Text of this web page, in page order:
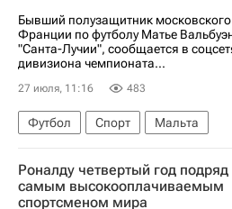
Бывший полузащитник
Франции по футболу Матье
"Санта-Лучии", сообщается в
дивизиона чемпионата...
27 июля, 11:16 483
Футбол Спорт
Мальта
Матьё Вальбуэна
Динамо
Роналду четвертый год подряд
самым высокооплачиваемым
спортсменом мира